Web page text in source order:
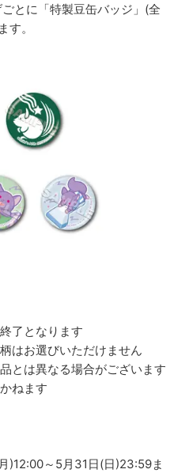
とに「特製豆缶バッジ」(全
す。
了となります
はお選びいただけません
とは異なる場合がございます
ねます
)12:00～5月31日(日)23:59ま